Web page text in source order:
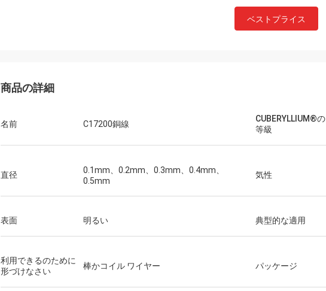
ベストプライス
商品の詳細
名前 C17200銅線
CUBERYLLIUM®の
等級
直径
0.1mm、0.2mm、0.3mm、0.4mm、
0.5mm
気性
表面 明るい 典型的な適用
利用できるのために
形づけなさい
棒かコイル ワイヤー パッケージ